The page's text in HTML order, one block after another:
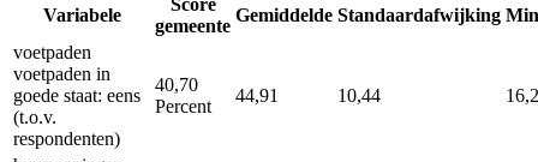
Variabele
Score
gemeente
Gemiddelde Standaardafwijking
voetpaden
voetpaden in
goede staat: eens
(t.o.v.
respondenten)
40,70
Percent
44,91 10,44